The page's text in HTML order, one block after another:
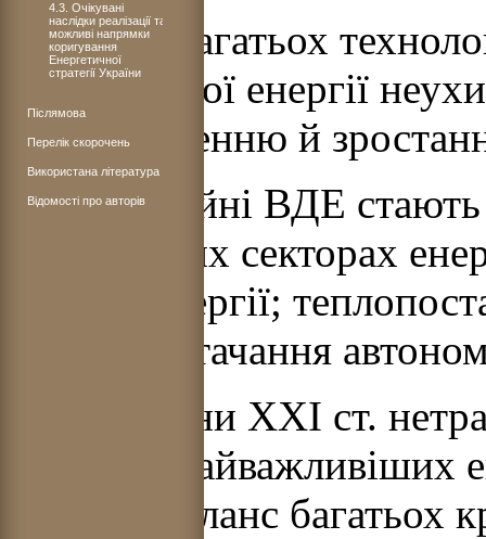
Вартість багатьох
одержуваної енергії
вдосконаленню й
Нетрадиційні ВДЕ
у наступних секторах
електроенергії;
енергопостачання
До середини ХХІ ст.
одним із найважливіших
в енергобаланс
4.3. Очікувані
наслідки реалізації та
можливі напрямки
коригування
Енергетичної
стратегії України
Післямова
Перелік скорочень
Використана література
Відомості про авторів